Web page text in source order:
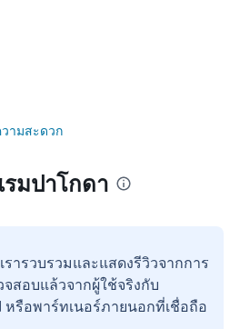
ามสะดวก
มปาโกดา
เรารวบรวมและแสดงรีวิวจากการ
สอบแล้วจากผู้ใช้จริงกับ
หรือพาร์ทเนอร์ภายนอกที่เชื่อถือ